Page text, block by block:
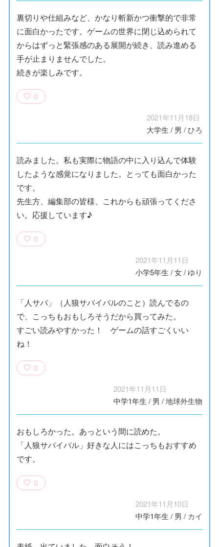
裏切りや仕組みなど、かなり斬新かつ衝撃的で非常
に面白かったです。ゲームの世界に閉じ込められて
からはずっと緊張感のある展開が続き、読み進める
手が止まりませんでした。
続きが楽しみです。
0
2021年11月18日
大学生 / 男 /ひろ
読みました。私も実際に物語の中に入り込んで体験
したような感覚になりました。とっても面白かった
です。
先生方、編集部の皆様、これからも頑張ってくださ
い。応援しています♪
0
2021年11月11日
小学5年生 /女/ ゆり
「人サバ」（人狼サバイバルのこと）読んでるの
で、こっちもおもしろそうだから買ってみた。
すごい読みやすかった！ ゲームの話すごくいい
ね！
0
2021年11月11日
中学1年生 / 男 /地球外生物
おもしろかった。あっという間に読めた。
「人狼サバイバル」好きな人にはこっちもおすすめ
です。
0
2021年11月10日
中学1年生 / 男 / カイ